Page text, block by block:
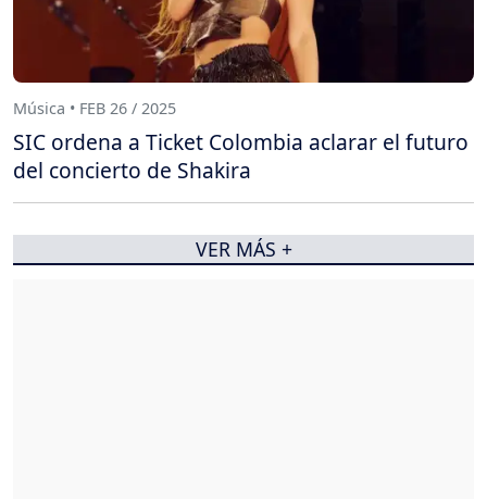
Música • FEB 26 / 2025
SIC ordena a Ticket Colombia aclarar el futuro
del concierto de Shakira
VER MÁS +